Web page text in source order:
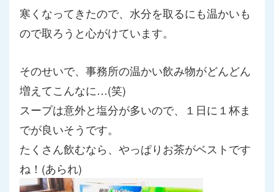
寒くなってきたので、 水分を取るにも温かいも
ので取ろうと心がけています。
そのせいで、事務所の温かい飲み物がどんどん
増えてこんなに…(笑)
スープは意外と塩分が多いので、１日に１杯ま
でが良いそうです。
たくさん飲むなら、やっぱりお茶がベストです
ね！(あられ)